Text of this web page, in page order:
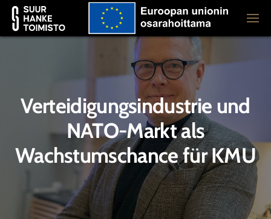
Verteidigungsindustrie und
NATO-Markt als
Wachstumschance für KMU